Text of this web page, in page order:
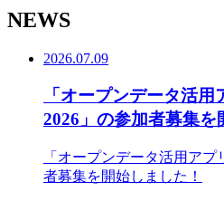
NEWS
2026.07.09
「オープンデータ活用
2026」の参加者募集を
「オープンデータ活用ア
者募集を開始しました！